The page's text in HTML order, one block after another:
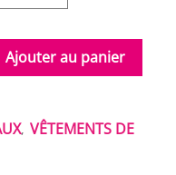
Ajouter au panier
, VÊTEMENTS DE